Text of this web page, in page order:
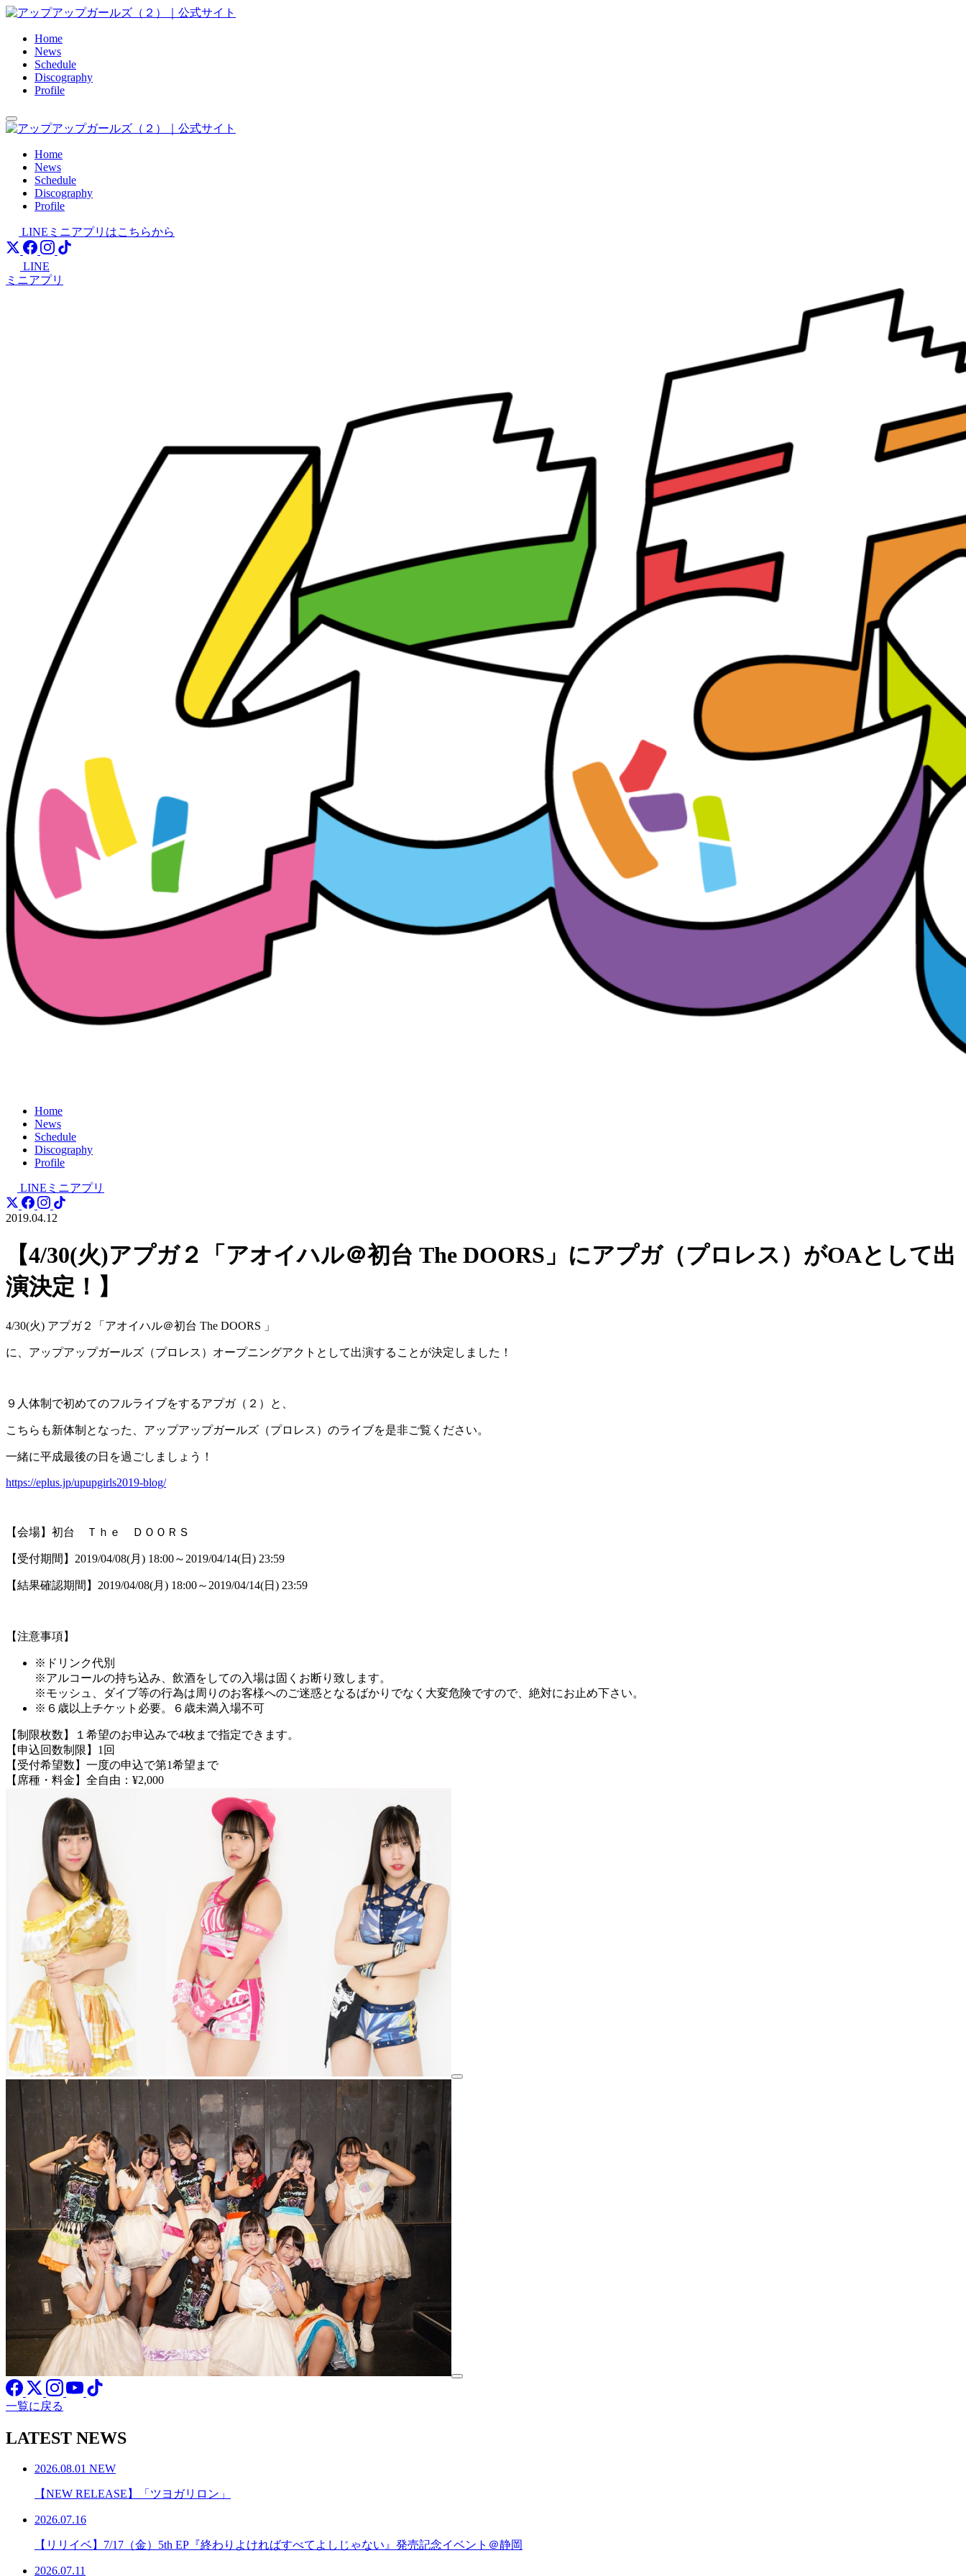
Skip
contentHome
News
Schedule
Discography
Profile
Home
News
Schedule
Discography
Profile
LINEミニアプリはこちらから
LINE
ミニアプリ
Home
News
Schedule
Discography
Profile
LINEミニアプリ
2019.04.12
【4/30(火)アプガ２「アオイハル＠初台 The DOORS」にアプガ（プロレス）がOAとして出
演決定！】
4/30(火) アプガ２「アオイハル＠初台 The DOORS 」
に、アップアップガールズ（プロレス）オープニングアクトとして出演することが決定しました！
９人体制で初めてのフルライブをするアプガ（２）と、
こちらも新体制となった、アップアップガールズ（プロレス）のライブを是非ご覧ください。
一緒に平成最後の日を過ごしましょう！
https://eplus.jp/upupgirls2019-blog/
【会場】初台 Ｔｈｅ ＤＯＯＲＳ
【受付期間】2019/04/08(月) 18:00～2019/04/14(日) 23:59
【結果確認期間】2019/04/08(月) 18:00～2019/04/14(日) 23:59
【注意事項】
※ドリンク代別
※アルコールの持ち込み、飲酒をしての入場は固くお断り致します。
※モッシュ、ダイブ等の行為は周りのお客様へのご迷惑となるばかりでなく大変危険ですので、絶対にお止め下さい。
※６歳以上チケット必要。６歳未満入場不可
【制限枚数】１希望のお申込みで4枚まで指定できます。
【申込回数制限】1回
【受付希望数】一度の申込で第1希望まで
【席種・料金】全自由：¥2,000
一覧に戻る
LATEST NEWS
2026.08.01 NEW
【NEW RELEASE】「ツヨガリロン」
2026.07.16
【リリイベ】7/17（金）5th EP『終わりよければすべてよしじゃない』発売記念イベント＠静岡
2026.07.11